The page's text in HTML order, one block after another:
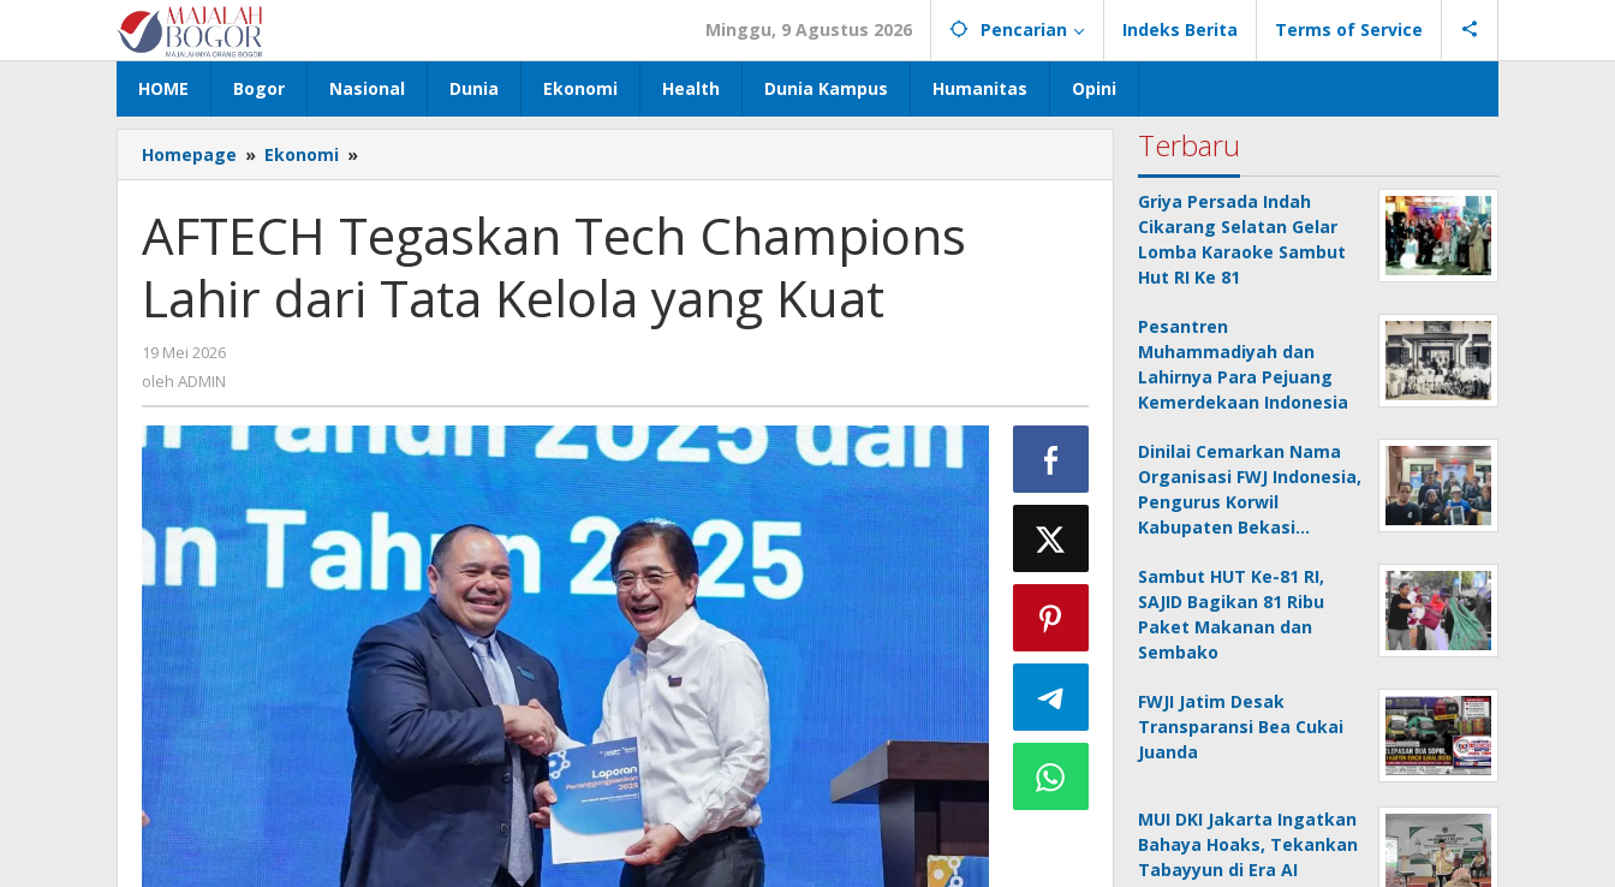
konten
Minggu, 9 Agustus 2026 Pencarian Indeks Berita Terms of Service
HOME Bogor Nasional Dunia Ekonomi Health Dunia Kampus Humanitas Opini
Homepage » Ekonomi »
Tegaskan
Champions
Lahir
dari
AFTECH Tegaskan Tech Champions
Lahir dari Tata Kelola yang Kuat
19 Mei 2026
oleh ADMIN
Terbaru
Griya Persada Indah
Cikarang Selatan Gelar
Lomba Karaoke Sambut
Hut RI Ke 81
Pesantren
Muhammadiyah dan
Lahirnya Para Pejuang
Kemerdekaan Indonesia
Dinilai Cemarkan Nama
Organisasi FWJ Indonesia,
Pengurus Korwil
Kabupaten Bekasi…
Sambut HUT Ke-81 RI,
SAJID Bagikan 81 Ribu
Paket Makanan dan
Sembako
FWJI Jatim Desak
Transparansi Bea Cukai
Juanda
MUI DKI Jakarta Ingatkan
Bahaya Hoaks, Tekankan
Tabayyun di Era AI